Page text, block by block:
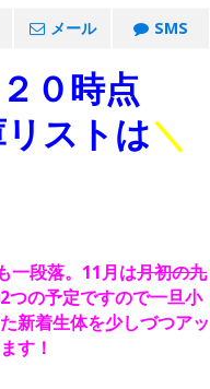
メール SMS
０時点
ストは＼
一段落。11月は月初の九
つの予定ですので一旦小
新着生体を少しづつアッ
す！